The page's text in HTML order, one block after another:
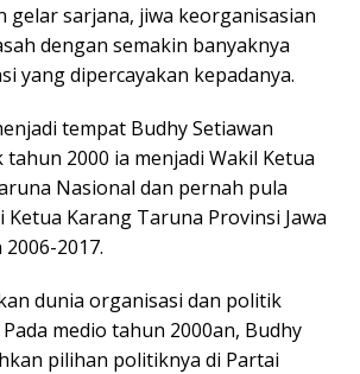
gelar sarjana, jiwa keorganisasian
dengan semakin banyaknya
yang dipercayakan kepadanya.
tempat Budhy Setiawan
2000 ia menjadi Wakil Ketua
Nasional dan pernah pula
Ketua Karang Taruna Provinsi Jawa
2017.
dunia organisasi dan politik
medio tahun 2000an, Budhy
pilihan politiknya di Partai